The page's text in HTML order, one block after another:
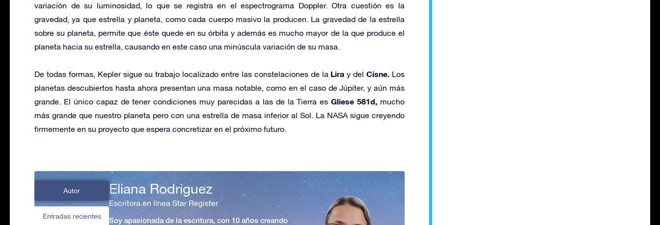
variación de su luminosidad, lo que se registra en el espectrograma Doppler. Otra cuestión es la
gravedad, ya que estrella y planeta, como cada cuerpo masivo la producen. La gravedad de la estrella
sobre su planeta, permite que éste quede en su órbita y además es mucho mayor de la que produce el
planeta hacia su estrella, causando en este caso una minúscula variación de su masa.
De todas formas, Kepler sigue su trabajo localizado entre las constelaciones de la Lira y delCisne. Los
planetas descubiertos hasta ahora presentan una masa notable, como en el caso de Júpiter, y aún más
grande. El único capaz de tener condiciones muy parecidas a las de la Tierra esGliese 581d, mucho
más grande que nuestro planeta pero con una estrella de masa inferior al Sol. La NASA sigue creyendo
firmemente en su proyecto que espera concretizar en el próximo futuro.
Autor
Entradas recientes
Eliana Rodriguez
Escritora en línea Star Register
Soy apasionada de la escritura, con 10 años creando